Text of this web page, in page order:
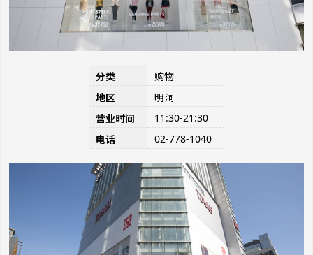
分类
购物
地区
明洞
营业时间
11:30-21:30
电话
02-778-1040